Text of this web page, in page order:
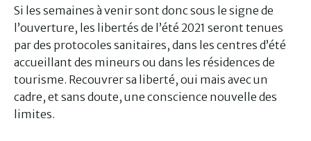
Si les semaines à venir sont donc sous le signe de
l’ouverture, les libertés de l’été 2021 seront tenues
par des protocoles sanitaires, dans les centres d’été
accueillant des mineurs ou dans les résidences de
tourisme. Recouvrer sa liberté, oui mais avec un
cadre, et sans doute, une conscience nouvelle des
limites.